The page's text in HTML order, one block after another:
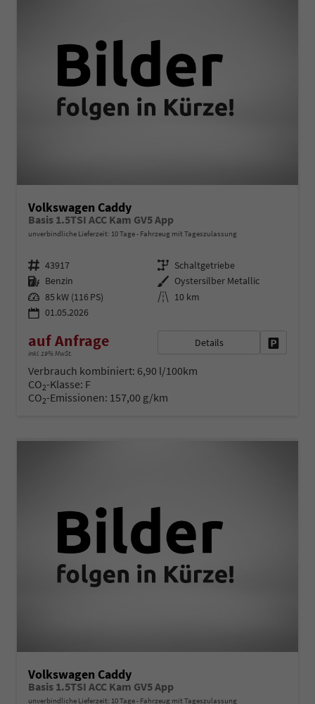
Volkswagen Caddy
Basis 1.5TSI ACC Kam GV5 App
unverbindliche Lieferzeit: 10 Tage Fahrzeug mit Tageszulassung
Fahrzeugnr. 43917 Getriebe Schaltgetriebe
Kraftstoff Benzin Außenfarbe Oystersilber Metallic
Leistung 85 kW (116 PS) Kilometerstand 10 km
01.05.2026
auf Anfrage
inkl. 19% MwSt.
Details
Verbrauch kombiniert: 6,90 l/100km
CO2-Klasse: F
CO2-Emissionen: 157,00 g/km
Volkswagen Caddy
Basis 1.5TSI ACC Kam GV5 App
unverbindliche Lieferzeit: 10 Tage Fahrzeug mit Tageszulassung